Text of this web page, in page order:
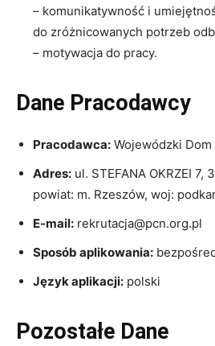
– komunikatywność i
do zróżnicowanych potrzeb
– motywacja do pracy.
Dane Pracodawcy
Pracodawca: Wojewódzki
Adres: ul. STEFANA OKRZEI 7,
powiat: m. Rzeszów, woj:
E-mail: rekrutacja@pcn.org.pl
Sposób aplikowania:
Język aplikacji: polski
Pozostałe Dane